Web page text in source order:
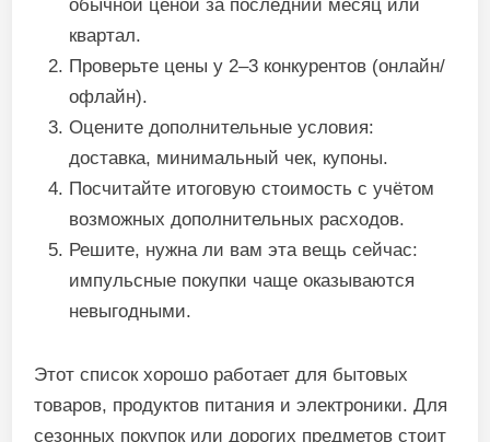
обычной ценой за последний месяц или
квартал.
Проверьте цены у 2–3 конкурентов (онлайн/
офлайн).
Оцените дополнительные условия:
доставка, минимальный чек, купоны.
Посчитайте итоговую стоимость с учётом
возможных дополнительных расходов.
Решите, нужна ли вам эта вещь сейчас:
импульсные покупки чаще оказываются
невыгодными.
Этот список хорошо работает для бытовых
товаров, продуктов питания и электроники. Для
сезонных покупок или дорогих предметов стоит